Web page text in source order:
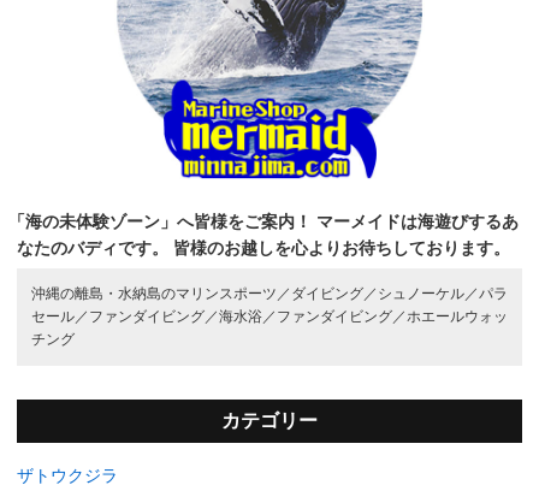
「海の未体験ゾーン」へ皆様をご案内！
マーメイドは海遊びするあ
なたのバディです。
皆様のお越しを心よりお待ちしております。
沖縄の離島・水納島のマリンスポーツ／ ダイビング／ シュノーケル／パラ
セール／ ファンダイビング／海水浴／ ファンダイビング／ホエールウォッ
チング
カテゴリー
ザトウクジラ